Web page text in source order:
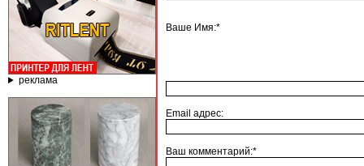
реклама
Ваше Имя:*
Email адрес:
Ваш комментарий:*